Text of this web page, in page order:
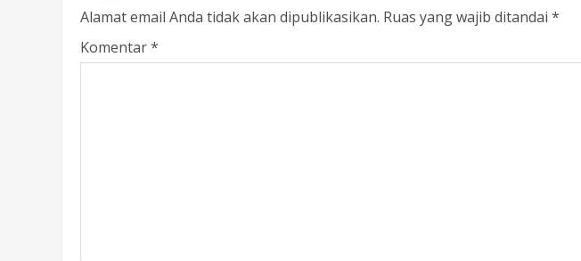
Alamat email Anda tidak akan dipublikasikan. Ruas yang wajib ditandai *
Komentar*